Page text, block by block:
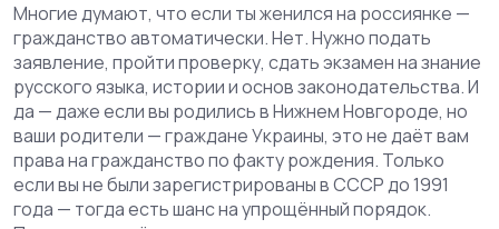
Многие думают, что если ты женился на россиянке —
гражданство автоматически. Нет. Нужно подать
заявление, пройти проверку, сдать экзамен на знание
русского языка, истории и основ законодательства. И
да — даже если вы родились в Нижнем Новгороде, но
ваши родители — граждане Украины, это не даёт вам
права на гражданство по факту рождения. Только
если вы не были зарегистрированы в СССР до 1991
года — тогда есть шанс на упрощённый порядок.